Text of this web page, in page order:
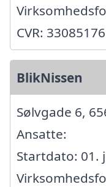
CVR: 33085176
BlikNissen
Sølvgade 6,
Ansatte:
Startdato: 01.